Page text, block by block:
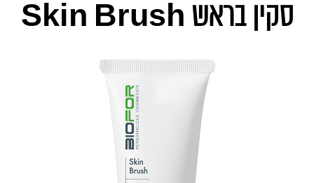
איתור קוסמטיקאיתסקין בראש Skin Brush